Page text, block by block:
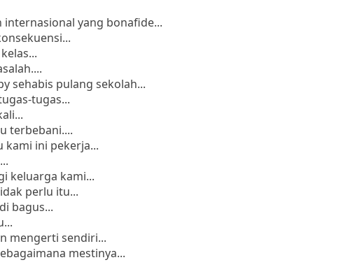
yang bonafide...
sehabis pulang sekolah...
tugas...
terbebani....
ini pekerja...
keluarga kami...
perlu itu...
bagus...
mengerti sendiri...
mestinya...